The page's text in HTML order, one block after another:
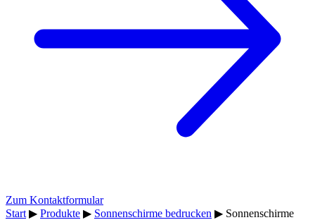
Zum Kontaktformular
Start ▶ Produkte ▶ Sonnenschirme bedrucken ▶ Sonnenschirme